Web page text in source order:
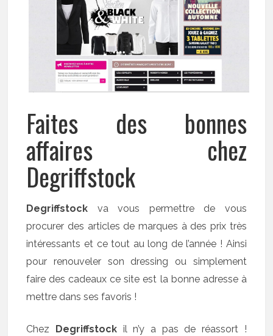
Faites des bonnes
affaires chez
Degriffstock
Degriffstock va vous permettre de vous
procurer des articles de marques à des prix très
intéressants et ce tout au long de l’année ! Ainsi
pour renouveler son dressing ou simplement
faire des cadeaux ce site est la bonne adresse à
mettre dans ses favoris !
Chez Degriffstock il n’y a pas de réassort !